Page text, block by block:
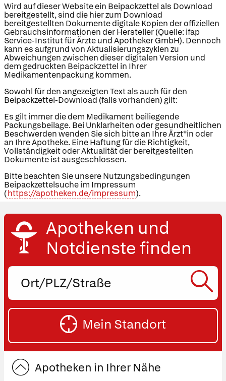
Wird auf dieser Website ein Beipackzettel als Download
bereitgestellt, sind die hier zum Download
bereitgestellten Dokumente digitale Kopien der offiziellen
Gebrauchsinformationen der Hersteller (Quelle: ifap
Service-Institut für Ärzte und Apotheker GmbH). Dennoch
kann es aufgrund von Aktualisierungszyklen zu
Abweichungen zwischen dieser digitalen Version und
dem gedruckten Beipackzettel in Ihrer
Medikamentenpackung kommen.
Sowohl für den angezeigten Text als auch für den
Beipackzettel-Download (falls vorhanden) gilt:
Es gilt immer die dem Medikament beiliegende
Packungsbeilage. Bei Unklarheiten oder gesundheitlichen
Beschwerden wenden Sie sich bitte an Ihre Ärzt*in oder
an Ihre Apotheke. Eine Haftung für die Richtigkeit,
Vollständigkeit oder Aktualität der bereitgestellten
Dokumente ist ausgeschlossen.
Bitte beachten Sie unsere Nutzungsbedingungen
Beipackzettelsuche im Impressum
(https://apotheken.de/impressum).
Apotheken und
Notdienste finden
Ort,
oder
Straße
Mein Standort
Apotheken in Ihrer Nähe